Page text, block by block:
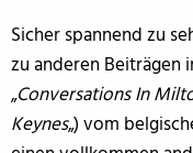
Sicher spannend zu
zu anderen Beiträgen
„Conversations In
Keynes„) vom